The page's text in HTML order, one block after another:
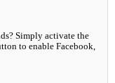
Simply activate the
to enable Facebook,